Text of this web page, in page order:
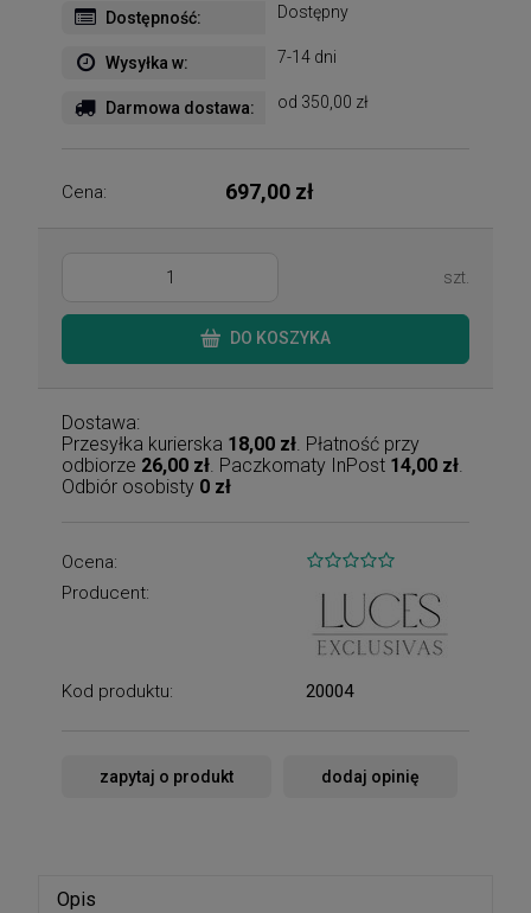
Dostępność: Dostępny
Wysyłka w: 7-14 dni
Darmowa dostawa: od 350,00 zł
Cena: 697,00 zł
szt.
DO KOSZYKA
Dostawa:
Przesyłka kurierska 18,00 zł. Płatność przy
odbiorze 26,00 zł. Paczkomaty InPost 14,00 zł.
Odbiór osobisty 0 zł
Ocena:
Producent:
Kod produktu: 20004
zapytaj o produkt dodaj opinię
Opis